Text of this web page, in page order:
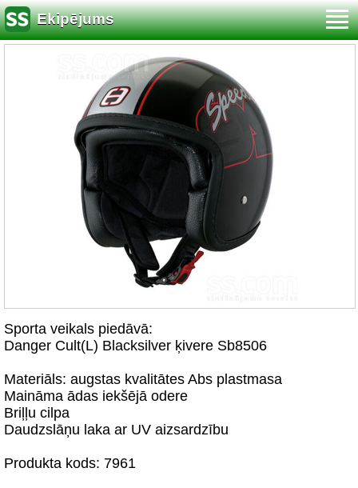
Ekipējums
Sporta veikals piedāvā:
Danger Cult(L) Blacksilver ķivere Sb8506
Materiāls: augstas kvalitātes Abs plastmasa
Maināma ādas iekšējā odere
Briļļu cilpa
Daudzslāņu laka ar UV aizsardzību
Produkta kods: 7961